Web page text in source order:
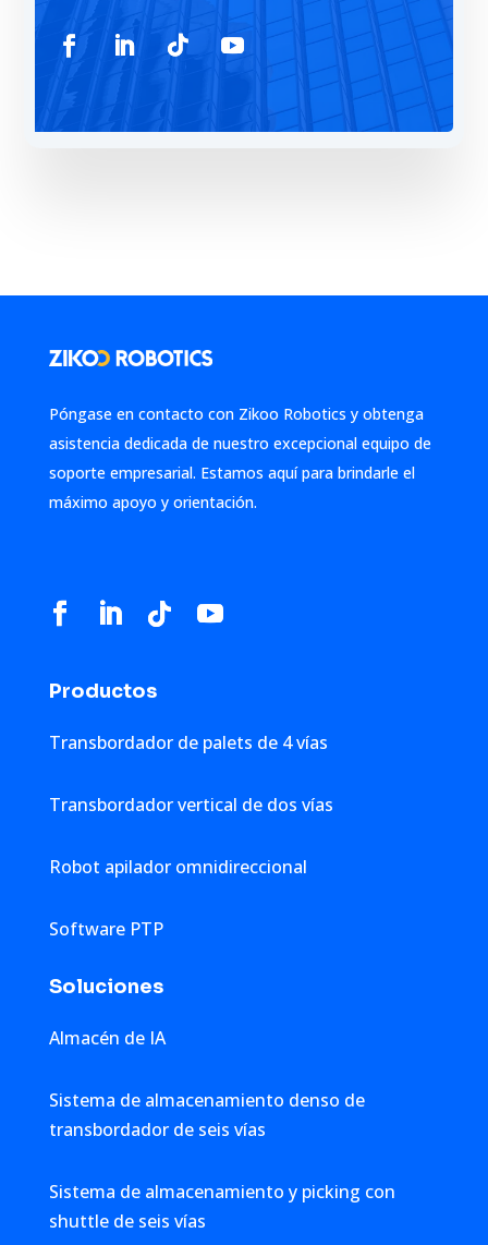
Póngase en contacto con Zikoo Robotics y obtenga
asistencia dedicada de nuestro excepcional equipo de
soporte empresarial. Estamos aquí para brindarle el
máximo apoyo y orientación.
Productos
Transbordador de palets de 4 vías
Transbordador vertical de dos vías
Robot apilador omnidireccional
Software PTP
Soluciones
Almacén de IA
Sistema de almacenamiento denso de
transbordador de seis vías
Sistema de almacenamiento y picking con
shuttle de seis vías